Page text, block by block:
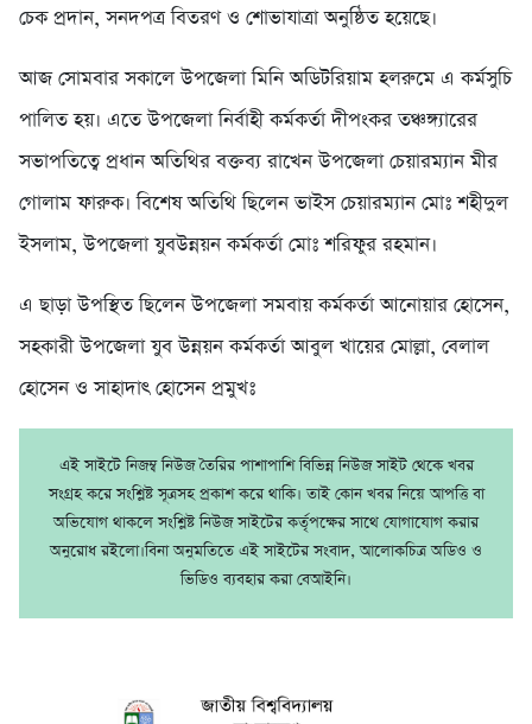
চেক প্রদান, সনদপত্র বিতরণ ও শোভাযাত্রা অনুষ্ঠিত হয়েছে।
আজ সোমবার সকালে উপজেলা মিনি অডিটরিয়াম হলরুমে এ কর্মসুচি
পালিত হয়। এতে উপজেলা নির্বাহী কর্মকর্তা দীপংকর তঞ্চঙ্গ্যারের
সভাপতিত্বে প্রধান অতিথির বক্তব্য রাখেন উপজেলা চেয়ারম্যান মীর
গোলাম ফারুক। বিশেষ অতিথি ছিলেন ভাইস চেয়ারম্যান মোঃ শহীদুল
ইসলাম, উপজেলা যুবউন্নয়ন কর্মকর্তা মোঃ শরিফুর রহমান।
এ ছাড়া উপস্থিত ছিলেন উপজেলা সমবায় কর্মকর্তা আনোয়ার হোসেন,
সহকারী উপজেলা যুব উন্নয়ন কর্মকর্তা আবুল খায়ের মোল্লা, বেলাল
হোসেন ও সাহাদাৎ হোসেন প্রমুখঃ
এই সাইটে নিজম্ব নিউজ তৈরির পাশাপাশি বিভিন্ন নিউজ সাইট থেকে খবর
সংগ্রহ করে সংশ্লিষ্ট সূত্রসহ প্রকাশ করে থাকি। তাই কোন খবর নিয়ে আপত্তি বা
অভিযোগ থাকলে সংশ্লিষ্ট নিউজ সাইটের কর্তৃপক্ষের সাথে যোগাযোগ করার
অনুরোধ রইলো।বিনা অনুমতিতে এই সাইটের সংবাদ, আলোকচিত্র অডিও ও
ভিডিও ব্যবহার করা বেআইনি।